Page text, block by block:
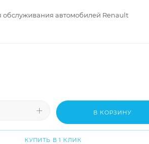
обслуживания автомобилей Renault
В КОРЗИНУ
КУПИТЬ В 1 КЛИК